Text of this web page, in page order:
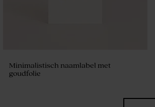
Minimalistisch naamlabel met
goudfolie